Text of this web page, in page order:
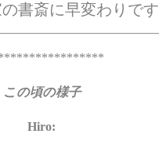
書斎に早変わりで
この頃の様子
Hiro: